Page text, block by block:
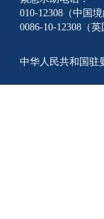
010-12308（中国境
0086-10-12308（英
中华人民共和国